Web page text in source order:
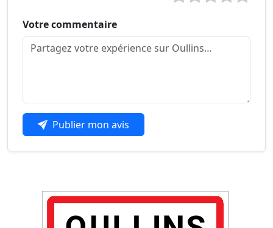
Votre commentaire
Publier mon avis